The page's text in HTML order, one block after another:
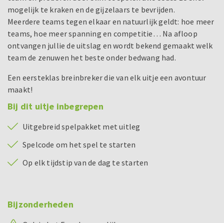
mogelijk te kraken en de gijzelaars te bevrijden.
Meerdere teams tegen elkaar en natuurlijk geldt: hoe meer
teams, hoe meer spanning en competitie… Na afloop
ontvangen jullie de uitslag en wordt bekend gemaakt welk
team de zenuwen het beste onder bedwang had.
Een eersteklas breinbreker die van elk uitje een avontuur
maakt!
Bij dit uitje inbegrepen
Uitgebreid spelpakket met uitleg
Spelcode om het spel te starten
Op elk tijdstip van de dag te starten
Bijzonderheden